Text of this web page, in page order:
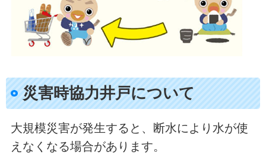
災害時協力井戸について
大規模災害が発生すると、断水により水が使
えなくなる場合があります。